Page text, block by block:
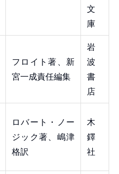
文
庫
フロイト著、新
宮一成責任編集
岩
波
書
店
ロバート・ノー
ジック著、嶋津
格訳
木
鐸
社